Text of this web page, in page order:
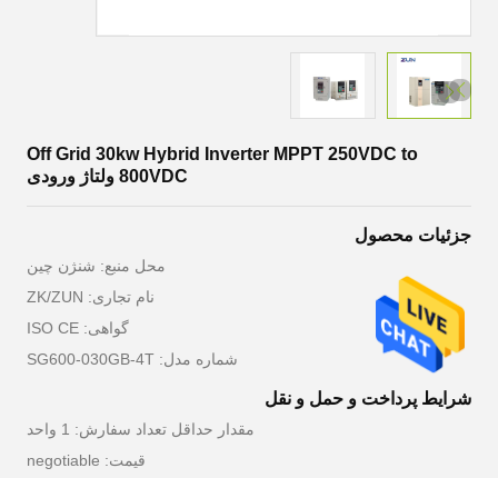
Off Grid 30kw Hybrid Inverter MPPT 250VDC to
800VDC ولتاژ ورودی
جزئیات محصول
محل منبع: شنژن چین
نام تجاری: ZK/ZUN
گواهی: ISO CE
شماره مدل: SG600-030GB-4T
شرایط پرداخت و حمل و نقل
مقدار حداقل تعداد سفارش: 1 واحد
قیمت: negotiable